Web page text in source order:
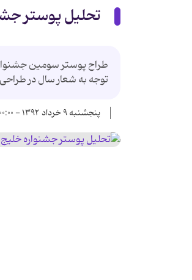
تحلیل پوستر
طراح پوستر سومین
توجه به شعار سال در
پنجشنبه ۹ خرداد ۱۳۹۲ - ۰۰:۰۰